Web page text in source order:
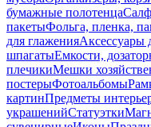
бумажные полотенца
пакетыФольга, пленка,
для глаженияАксессуары
шпагатыЕмкости,
плечикиМешки
постерыФотоальбомы
картинПредметы
украшенийСтатуэтки